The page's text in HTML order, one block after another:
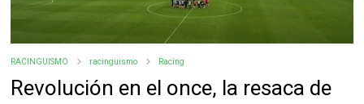
RACINGUISMO racinguismo Racing
Revolución en el once, la resaca de